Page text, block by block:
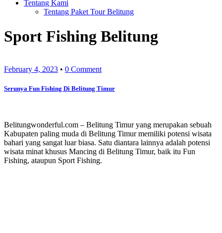
Tentang Kami
Tentang Paket Tour Belitung
Sport Fishing Belitung
February 4, 2023 • 0 Comment
Serunya Fun Fishing Di Belitung Timur
Belitungwonderful.com – Belitung Timur yang merupakan sebuah
Kabupaten paling muda di Belitung Timur memiliki potensi wisata
bahari yang sangat luar biasa. Satu diantara lainnya adalah potensi
wisata minat khusus Mancing di Belitung Timur, baik itu Fun
Fishing, ataupun Sport Fishing.